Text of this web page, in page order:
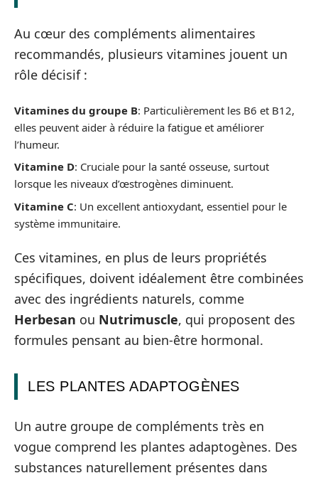
Au cœur des compléments alimentaires
recommandés, plusieurs vitamines jouent un
rôle décisif :
Vitamines du groupe B: Particulièrement les B6 et B12,
elles peuvent aider à réduire la fatigue et améliorer
l’humeur.
Vitamine D: Cruciale pour la santé osseuse, surtout
lorsque les niveaux d’œstrogènes diminuent.
Vitamine C: Un excellent antioxydant, essentiel pour le
système immunitaire.
Ces vitamines, en plus de leurs propriétés
spécifiques, doivent idéalement être combinées
avec des ingrédients naturels, comme
Herbesan ou Nutrimuscle, qui proposent des
formules pensant au bien-être hormonal.
LES PLANTES ADAPTOGÈNES
Un autre groupe de compléments très en
vogue comprend les plantes adaptogènes. Des
substances naturellement présentes dans